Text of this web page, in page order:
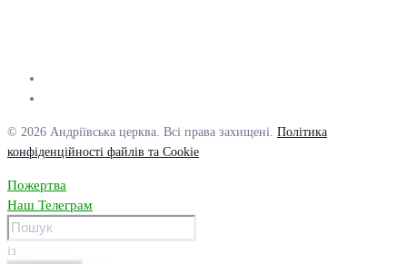
© 2026 Андріївська церква. Всі права захищені. Політика
конфіденційності файлів та Cookie
Пожертва
Наш Телеграм
із